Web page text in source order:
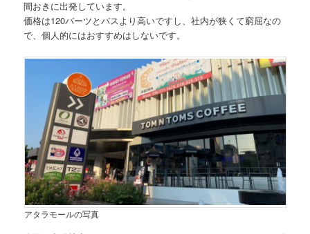
間おきに出発しています。
価格は120バーツとバスより高いですし、社内が狭くて窮屈なの
で、個人的にはおすすめはしないです。
アタラモールの写真